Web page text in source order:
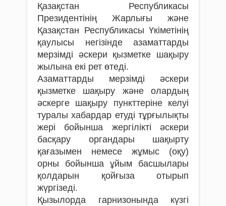
Қазақстан Республикасы
Президентінің Жарлығы және
Қазақстан Республикасы Үкіметінің
қаулысы негізінде азаматтарды
мерзімді әскери қызметке шақыру
жылына екі рет өтеді.
Азаматтарды мерзімді әскери
қызметке шақыру және олардың
әскерге шақыру пункттеріне келуі
туралы хабардар етуді тұрғылықты
жері бойынша жергілікті әскери
басқару органдары шақырту
қағазымен немесе жұмыс (оқу)
орны бойынша ұйым басшылары
қолдарын қойғыза отырып
жүргізеді.
Қызылорда гарнизонында күзгі